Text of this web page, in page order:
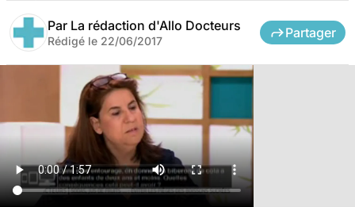
Par La rédaction d'Allo Docteurs
Rédigé le 22/06/2017
Partager